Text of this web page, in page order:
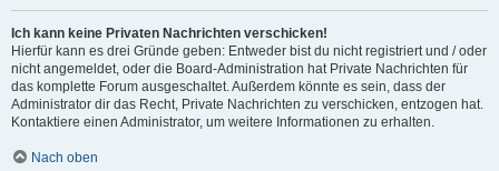
Ich kann keine Privaten Nachrichten verschicken!
Hierfür kann es drei Gründe geben: Entweder bist du nicht registriert und / oder
nicht angemeldet, oder die Board-Administration hat Private Nachrichten für
das komplette Forum ausgeschaltet. Außerdem könnte es sein, dass der
Administrator dir das Recht, Private Nachrichten zu verschicken, entzogen hat.
Kontaktiere einen Administrator, um weitere Informationen zu erhalten.
Nach oben